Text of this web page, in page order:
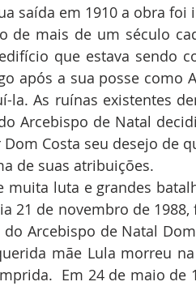
saída em 1910 a obra
de um século cada
que estava sendo
após a sua posse
la. As ruínas existentes
Arcebispo de Natal
Costa seu desejo de
de suas atribuições.
luta e grandes
21 de novembro de
Arcebispo de Natal
mãe Lula morreu
Em 24 de maio de